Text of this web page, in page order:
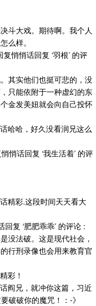
斗大戏。期待啊。我个人
么样。
悄悄话回复 ‘羽根’ 的评
其实他们也挺可悲的，没
只能依附于一种虚幻的东
金发美妞就会向自己投怀
哈哈，好久没看润兄这么
悄话回复 ‘我生活着’ 的评
精彩.这段时间天天看大
复 ‘肥肥乖乖’ 的评论 :
没法破。这是现代社会，
行刑录像也会用来教育官
彩！
阎兄，就冲你这篇，习近
破破你的魔咒！：-》